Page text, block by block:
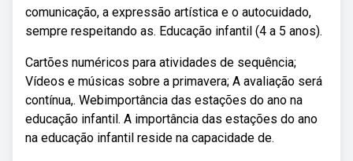
comunicação, a expressão artística e o autocuidado,
sempre respeitando as. Educação infantil (4 a 5 anos).
Cartões numéricos para atividades de sequência;
Vídeos e músicas sobre a primavera; A avaliação será
contínua,. Webimportância das estações do ano na
educação infantil. A importância das estações do ano
na educação infantil reside na capacidade de.